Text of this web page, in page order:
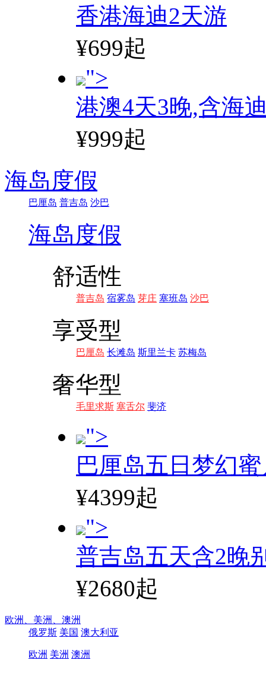
香港海迪2天游
¥699起
">
港澳4天3晚,含海
¥999起
海岛度假
巴厘岛 普吉岛 沙巴
海岛度假
舒适性
普吉岛 宿雾岛 芽庄 塞班岛 沙巴
享受型
巴厘岛 长滩岛 斯里兰卡 苏梅岛
奢华型
毛里求斯 塞舌尔 斐济
">
巴厘岛五日梦幻
¥4399起
">
普吉岛五天含2晚
¥2680起
欧洲、 美洲、 澳洲
俄罗斯 美国 澳大利亚
欧洲 美洲 澳洲